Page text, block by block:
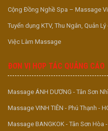
Cộng Đồng Nghề Spa – Massage
Tuyển dụng KTV, Thu Ngân, Quản
Việc Làm Massage
ĐƠN VỊ HỢP TÁC QUẢNG CÁO
Massage ÁNH DƯƠNG - Tân Sơn
Massage VINH TIÊN - Phú Thạnh -
Massage BANGKOK - Tân Sơn Hòa